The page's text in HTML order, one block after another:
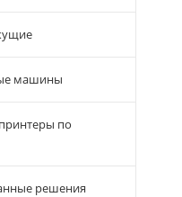
машины
по
решения